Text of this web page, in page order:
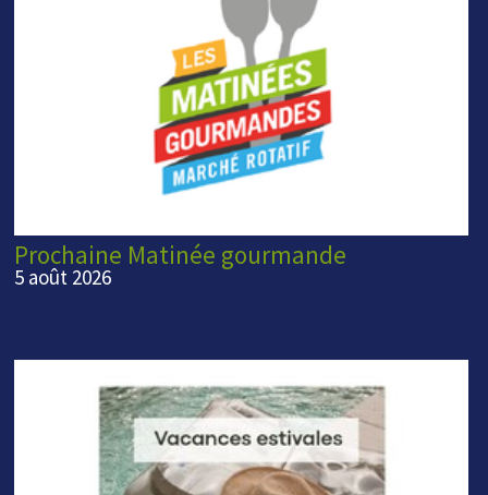
Prochaine Matinée gourmande
5 août 2026